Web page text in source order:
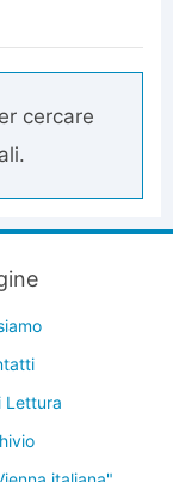
cercare
Lettura